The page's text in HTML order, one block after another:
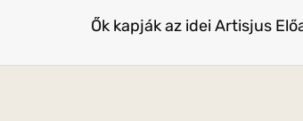
Ők kapják az idei Artisjus